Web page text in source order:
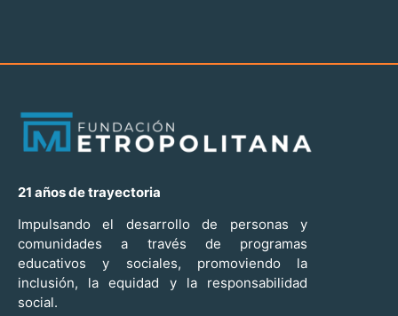
21 años de trayectoria
Impulsando el desarrollo de personas y
comunidades a través de programas
educativos y sociales, promoviendo la
inclusión, la equidad y la responsabilidad
social.